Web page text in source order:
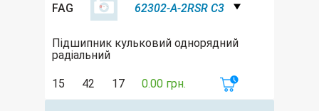
FAG 62302-A-2RSR C3
Підшипник кульковий однорядний
радіальний
15 42 17 0.00 грн.